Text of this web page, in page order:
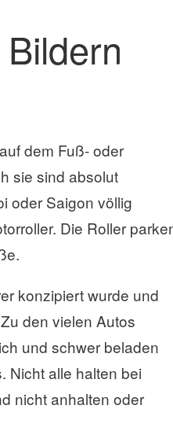
dem Fuß- oder
sie sind absolut
oder Saigon völlig
Die Roller
konzipiert wurde und
den vielen Autos
und schwer beladen
Nicht alle halten bei
nicht anhalten oder